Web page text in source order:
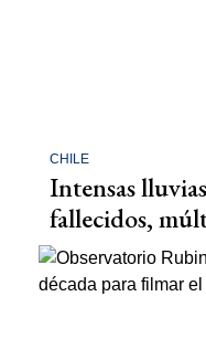
CHILE
Intensas
fallecidos,